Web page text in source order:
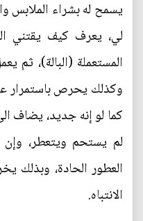
يسمح له بشراء الملابس
لي، يعرف كيف يقتني
المستعملة (البالة)، ثم
وكذلك يحرص باستمرار
كما لو إنه جديد، يضاف
لم يستحم ويتعطر،
العطور الحادة، وبذلك
الانتباه.